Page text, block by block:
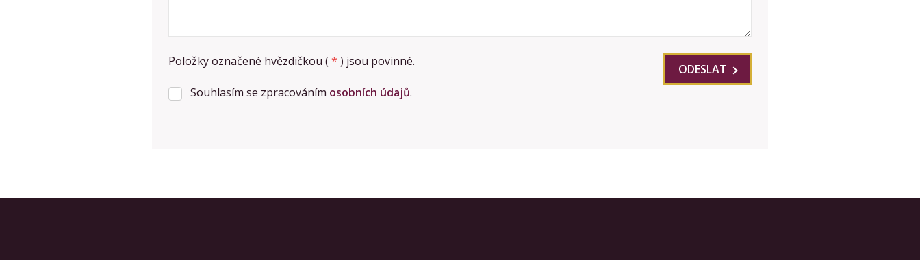
Položky označené hvězdičkou ( * ) jsou povinné.
Souhlasím
Souhlasím se zpracováním osobních údajů.
ODESLAT